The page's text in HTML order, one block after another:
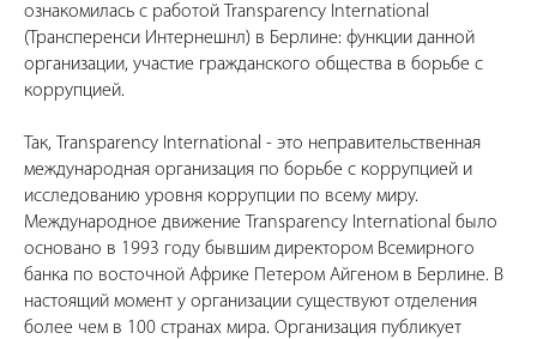
ознакомилась с работой Transparency International
(Трансперенси Интернешнл) в Берлине: функции данной
организации, участие гражданского общества в борьбе с
коррупцией.
Так, Transparency International - это неправительственная
международная организация по борьбе с коррупцией и
исследованию уровня коррупции по всему миру.
Международное движение Transparency International было
основано в 1993 году бывшим директором Всемирного
банка по восточной Африке Петером Айгеном в Берлине. В
настоящий момент у организации существуют отделения
более чем в 100 странах мира. Организация публикует